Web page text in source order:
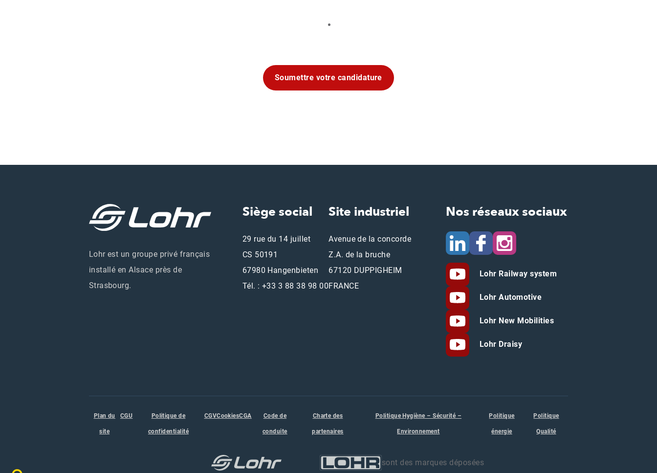
Soumettre votre candidature
Lohr est un groupe privé français
installé en Alsace près de
Strasbourg.
Siège social
29 rue du 14 juillet
CS 50191
67980 Hangenbieten
Tél. : +33 3 88 38 98 00
Site industriel
Avenue de la concorde
Z.A. de la bruche
67120 DUPPIGHEIM
FRANCE
Nos réseaux sociaux
Lohr Railway system
Lohr Automotive
Lohr New Mobilities
Lohr Draisy
Plan du
site
CGU Politique de
confidentialité
CGVCookiesCGA Code de
conduite
Charte des
partenaires
Politique Hygiène – Sécurité –
Environnement
Politique
énergie
Politique
Qualité
sont des marques déposées